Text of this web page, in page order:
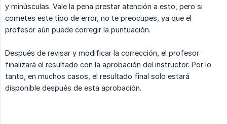
y minúsculas. Vale la pena prestar atención a esto, pero si
cometes este tipo de error, no te preocupes, ya que el
profesor aún puede corregir la puntuación.
Después de revisar y modificar la corrección, el profesor
finalizará el resultado con la aprobación del instructor. Por lo
tanto, en muchos casos, el resultado final solo estará
disponible después de esta aprobación.